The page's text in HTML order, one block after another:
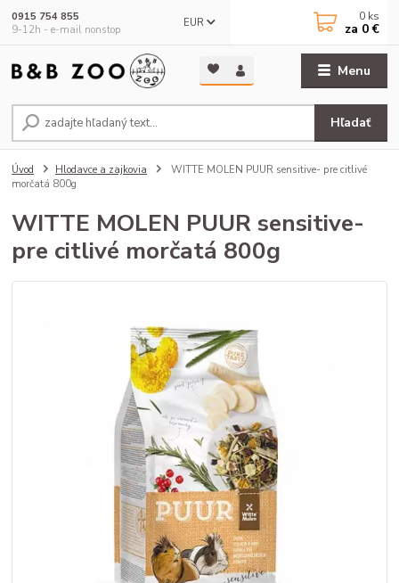
Menu
EUR
Hľadať
0915 754 855
9-12h - e-mail nonstop
0 ks
za 0 €
Úvod Hlodavce a zajkovia
WITTE MOLEN PUUR sensitive- pre citlivé
morčatá 800g
WITTE MOLEN PUUR sensitive-
pre citlivé morčatá 800g